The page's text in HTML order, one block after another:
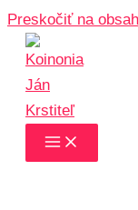
Preskočiť na obsah